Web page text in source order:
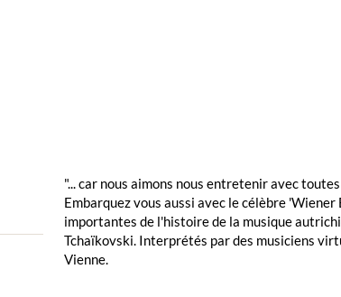
"... car nous aimons nous entretenir avec
Embarquez vous aussi avec le célèbre
importantes de l'histoire de la musique
Tchaïkovski. Interprétés par des musiciens
Vienne.